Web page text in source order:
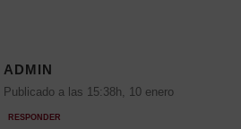
ADMIN
Publicado a las 15:38h, 10 enero
RESPONDER